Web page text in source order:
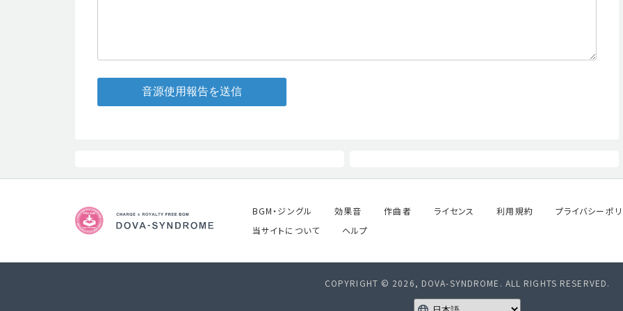
音源使用報告を送信
BGM・ジングル 効果音 作曲者 ライセンス 利用規約 プライバシーポ
当サイトについて
ヘルプ
COPYRIGHT © 2026, DOVA-SYNDROME. ALL RIGHTS RESERVED.